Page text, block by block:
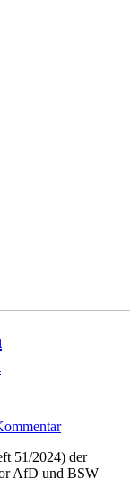
51/2024) der
AfD und BSW